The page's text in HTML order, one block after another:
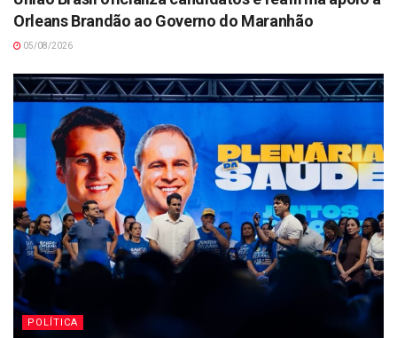
Orleans Brandão ao Governo do Maranhão
05/08/2026
POLÍTICA